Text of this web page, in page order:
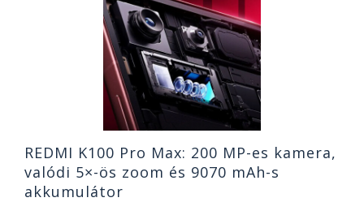
REDMI K100 Pro Max: 200 MP-es kamera,
valódi 5×-ös zoom és 9070 mAh-s
akkumulátor